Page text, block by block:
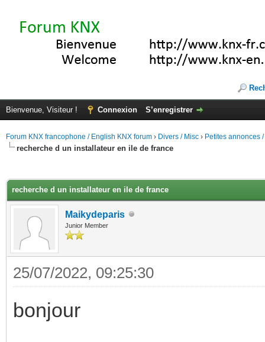
Bienvenue, Visiteur ! Connexion S’enregistrer
Forum KNX francophone / English KNX forum › Divers / Misc › Petites annonces
recherche d un installateur en ile de france
recherche d un installateur en ile de france
Maikydeparis
Junior Member
25/07/2022, 09:25:30
bonjour